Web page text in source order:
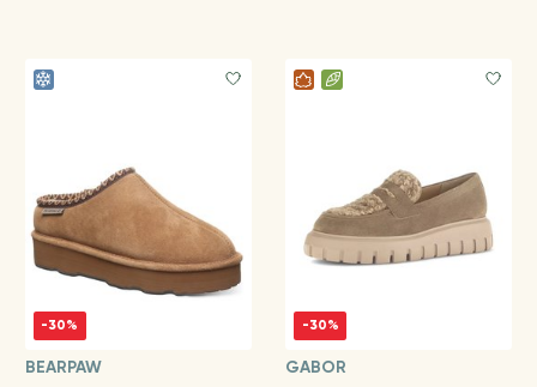
-30%
BEARPAW
-30%
GABOR